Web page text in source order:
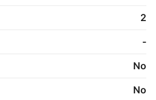
fremvisning af ejendommen.
en tidsbegrænset lejekontrakt
2
-
No
No